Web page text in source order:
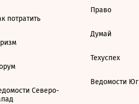
потратить
Северо-
Право
Думай
Техуспех
Ведомости Юг